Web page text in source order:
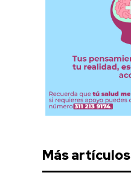
Más artículos